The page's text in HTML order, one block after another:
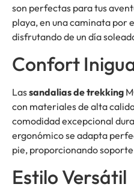
son perfectas para tus
playa, en una caminata por
disfrutando de un día
Confort
Lassandalias de trekking
con materiales de alta
comodidad excepcional
ergonómico se adapta
pie, proporcionando
Estilo Versátil